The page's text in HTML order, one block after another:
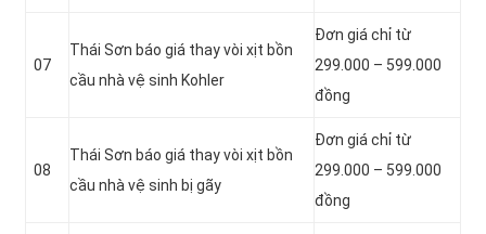
07
Thái Sơn báo giá thay vòi xịt bồn
cầu nhà vệ sinh Kohler
Đơn giá chỉ từ
299.000 – 599.000
đồng
08
Thái Sơn báo giá thay vòi xịt bồn
cầu nhà vệ sinh bị gãy
Đơn giá chỉ từ
299.000 – 599.000
đồng